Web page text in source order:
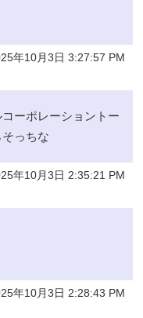
年10月3日 3:27:57 PM
ーポレーショントー
っちな
年10月3日 2:35:21 PM
年10月3日 2:28:43 PM